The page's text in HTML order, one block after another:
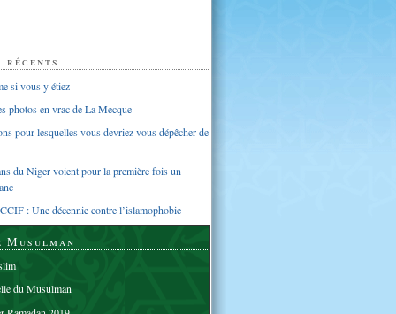
si vous y étiez
photos en vrac de La Mecque
pour lesquelles vous devriez vous dépêcher de
du Niger voient pour la première fois un
: Une décennie contre l’islamophobie
Musulman
du Musulman